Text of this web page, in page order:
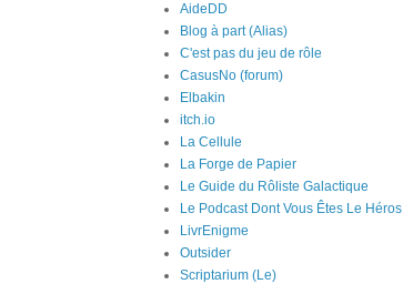
AideDD
Blog à part (Alias)
C'est pas du jeu de rôle
CasusNo (forum)
Elbakin
itch.io
La Cellule
La Forge de Papier
Le Guide du Rôliste Galactique
Le Podcast Dont Vous Êtes Le Héros
LivrEnigme
Outsider
Scriptarium (Le)